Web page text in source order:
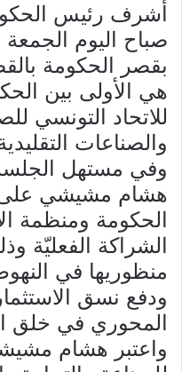
أشرف رئيس
بقصر الحكومة
هي الأولى بين
للاتحاد التونسي
والصناعات
وفي مستهل
هشام مشيشي على
الحكومة ومنظمة
الشراكة الفعليّة
منظوريها في
ودفع نسق
المحوري في خلق
واعتبر هشام